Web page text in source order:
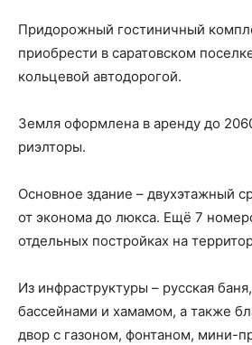
Придорожный гостиничный
приобрести в саратовском
кольцевой автодорогой.
Земля оформлена в аренду до
риэлторы.
Основное здание – двухэтажный
от эконома до люкса. Ещё 7
отдельных постройках на
Из инфраструктуры – русская
бассейнами и хамамом, а также
двор с газоном, фонтаном, мини-